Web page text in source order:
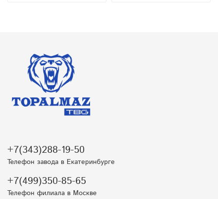
+7(343)288-19-50
Телефон завода в Екатеринбурге
+7(499)350-85-65
Телефон филиала в Москве